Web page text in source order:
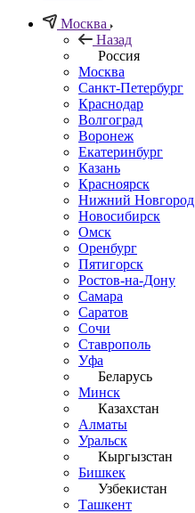
Москва
Назад
Россия
Москва
Санкт-Петербург
Краснодар
Волгоград
Воронеж
Екатеринбург
Казань
Красноярск
Нижний Новгород
Новосибирск
Омск
Оренбург
Пятигорск
Ростов-на-Дону
Самара
Саратов
Сочи
Ставрополь
Уфа
Беларусь
Минск
Казахстан
Алматы
Уральск
Кыргызстан
Бишкек
Узбекистан
Ташкент